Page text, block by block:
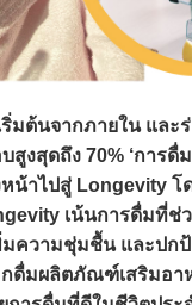
ริ่มต้นจากภายใน และ
งสุดถึง 70% ‘การดื่
น้าไปสู่ Longevity โ
เน้นการดื่มที่
มความชุ่มชื้น และปก
กดื่มผลิตภัณฑ์เสริมอาห